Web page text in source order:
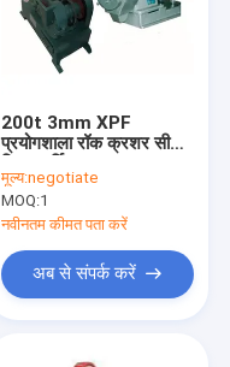
200t 3mm XPF
प्रयोगशाला रॉक क्रशर सील
पुल्वराइज़र
मूल्य:negotiate
MOQ:1
नवीनतम कीमत पता करें
अब से संपर्क करें